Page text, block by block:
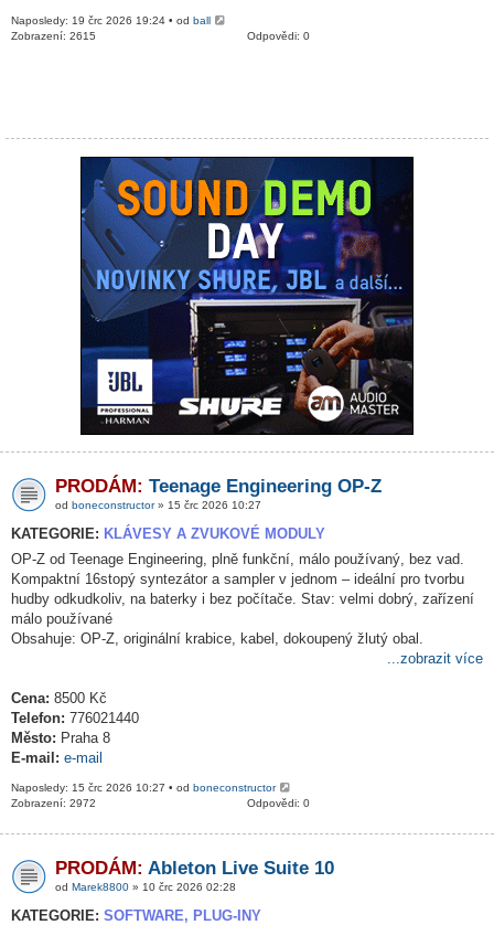
Naposledy: 19 črc 2026 19:24 • od ball
Odpovědi: 0
Zobrazení: 2615
PRODÁM: Teenage Engineering OP-Z
od boneconstructor» 15 črc 2026 10:27
KATEGORIE: KLÁVESY A ZVUKOVÉ MODULY
OP-Z od Teenage Engineering, plně funkční, málo používaný, bez vad.
Kompaktní 16stopý syntezátor a sampler v jednom – ideální pro tvorbu
hudby odkudkoliv, na baterky i bez počítače. Stav: velmi dobrý, zařízení
málo používané
Obsahuje: OP-Z, originální krabice, kabel, dokoupený žlutý obal.
...zobrazit více
Cena: 8500 Kč
Telefon: 776021440
Město: Praha 8
E-mail: e-mail
Naposledy: 15 črc 2026 10:27 • od boneconstructor
Odpovědi: 0
Zobrazení: 2972
PRODÁM: Ableton Live Suite 10
od Marek8800 » 10 črc 2026 02:28
KATEGORIE: SOFTWARE, PLUG-INY